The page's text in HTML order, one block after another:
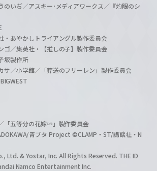
いぢ／アスキー･メディアワークス／『灼眼のシ
・あやかしトライアングル製作委員会
／集英社・【推しの子】製作委員会
坂製作所
サ／小学館／「葬送のフリーレン」製作委員会
「五等分の花嫁∽」製作委員会
青ブタ Project ©CLAMP・ST/講談社・N
Ltd. & Yostar, Inc. All Rights Reserved. THE ID
Namco Entertainment Inc.